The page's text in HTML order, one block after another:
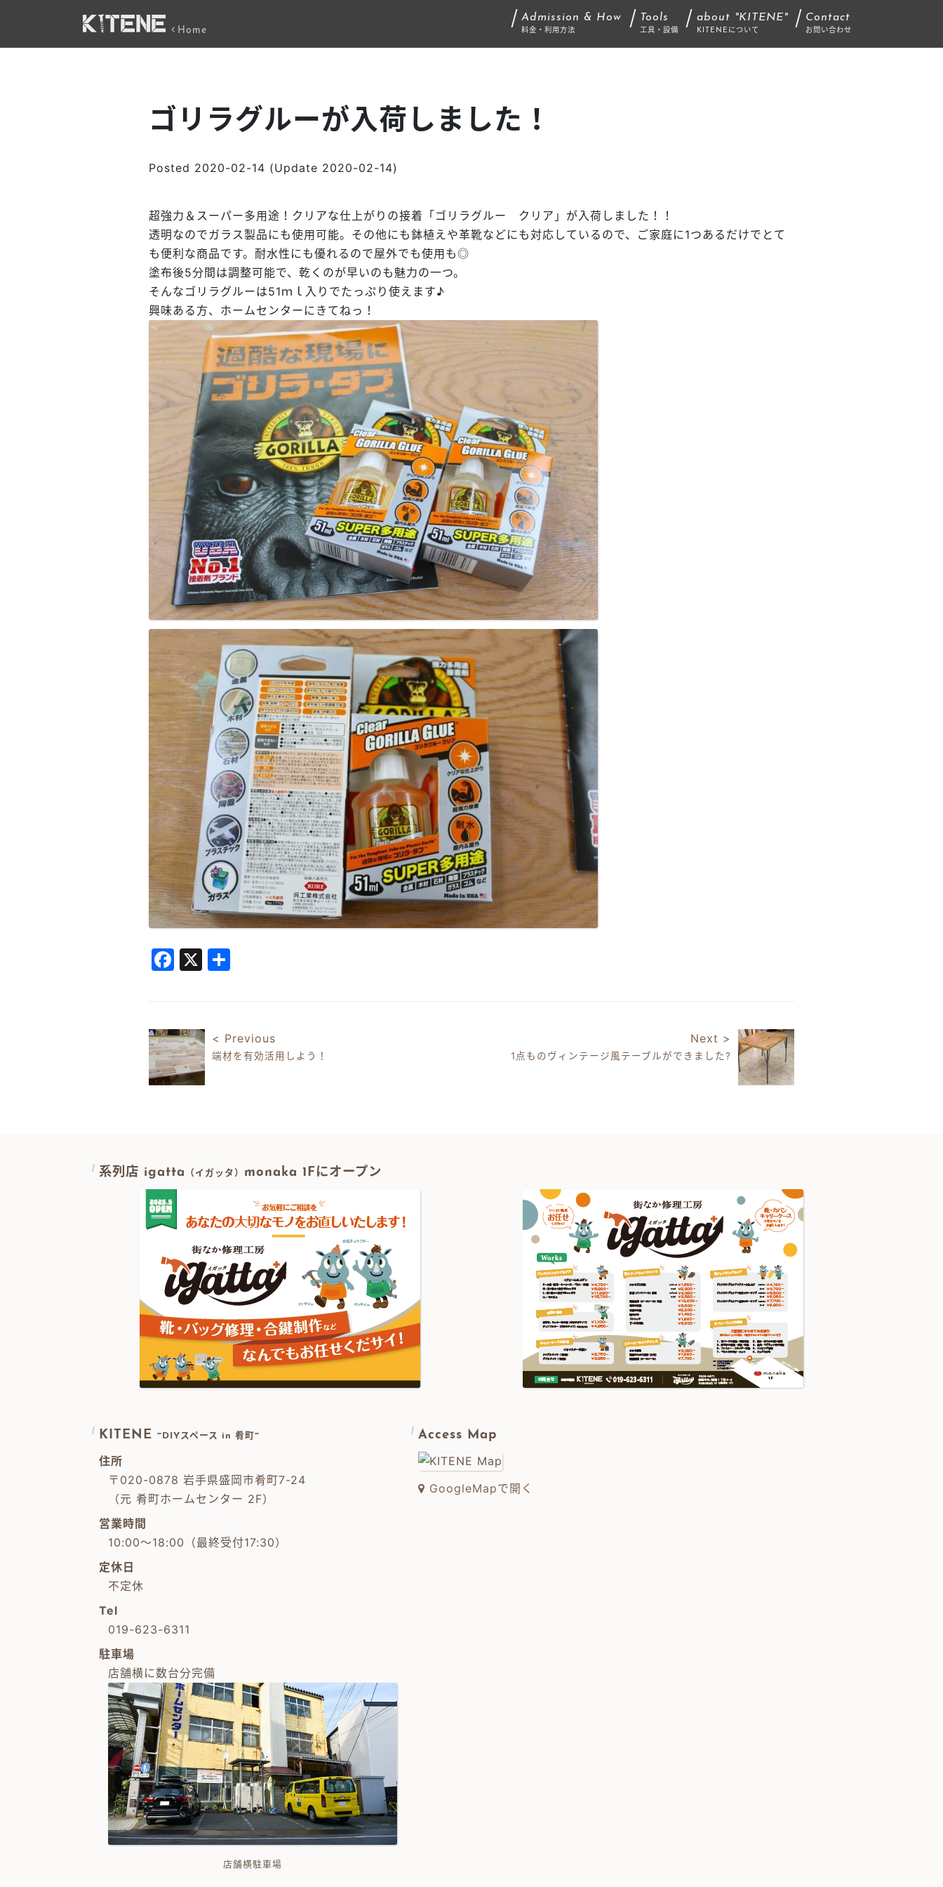
Home 料金・利用方法
Admission & How
工具・設備
Tools
KITENEについて
about "KITENE"
お問い合わせ
Contact
ゴリラグルーが入荷しました！
Posted 2020-02-14 (Update 2020-02-14)
超強力＆スーパー多用途！クリアな仕上がりの接着「ゴリラグルー クリア」が入荷しました！！
透明なのでガラス製品にも使用可能。その他にも鉢植えや革靴などにも対応しているので、ご家庭に1つあるだけでとて
も便利な商品です。耐水性にも優れるので屋外でも使用も◎
塗布後5分間は調整可能で、乾くのが早いのも魅力の一つ。
そんなゴリラグルーは51ｍｌ入りでたっぷり使えます♪
興味ある方、ホームセンターにきてねっ！
Facebook
X
投稿ナビゲーション
< Previous
端材を有効活用しよう！
Next >
1点ものヴィンテージ風テーブルができました?
系列店 igatta （イガッタ） monaka 1Fにオープン
KITENE ~DIYスペース in 肴町~
住所
〒020-0878 岩手県盛岡市肴町7-24
（元 肴町ホームセンター 2F）
営業時間
10:00～18:00（最終受付17:30）
定休日
不定休
Tel
019-623-6311
駐車場
店舗横に数台分完備
店舗横駐車場
Access Map
GoogleMapで開く